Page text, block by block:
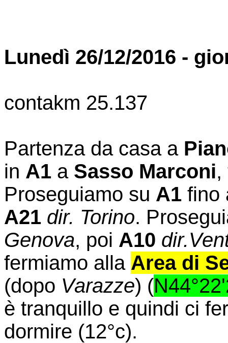
Lunedì 26/12/2016 -
contakm 25.137
Partenza da casa a
in A1 a Sasso Marconi,
Proseguiamo su A1 fino
A21 dir. Torino.
Genova, poi A10
fermiamo alla Area di
(dopo Varazze) (
è tranquillo e quindi ci
dormire (12°c).